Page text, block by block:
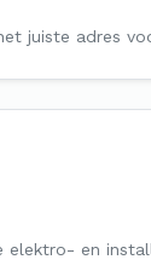
juiste adres
elektro- en